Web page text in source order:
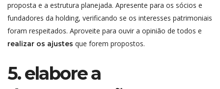
proposta e a estrutura planejada. Apresente para os sócios e
fundadores da holding, verificando se os interesses patrimoniais
foram respeitados. Aproveite para ouvir a opinião de todos e
realizar os ajustes que forem propostos.
5. elabore a